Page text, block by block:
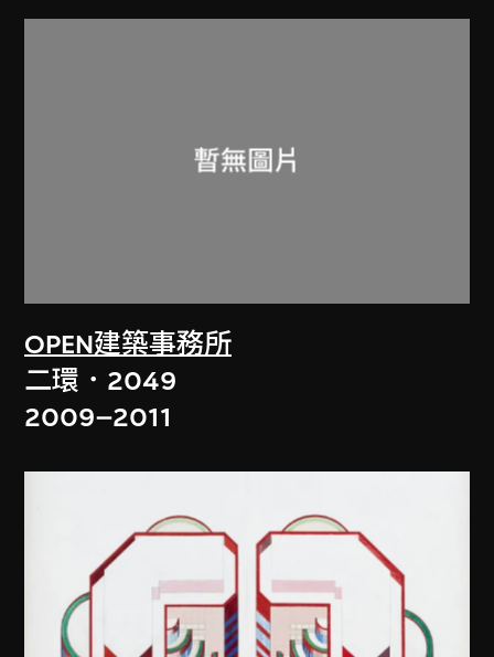
OPEN建築事務所
二環．2049
2009–2011